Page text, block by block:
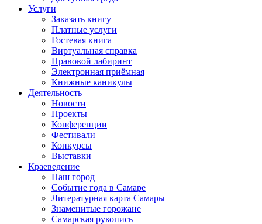
Услуги
Заказать книгу
Платные услуги
Гостевая книга
Виртуальная справка
Правовой лабиринт
Электронная приёмная
Книжные каникулы
Деятельность
Новости
Проекты
Конференции
Фестивали
Конкурсы
Выставки
Краеведение
Наш город
Событие года в Самаре
Литературная карта Самары
Знаменитые горожане
Самарская рукопись